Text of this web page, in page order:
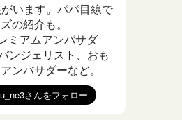
います。パパ目線で
の紹介も。
ミアムアンバサダ
ンジェリスト、おも
ンバサダーなど。